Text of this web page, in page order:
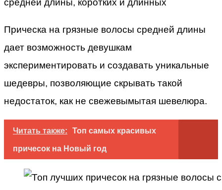
Прическа на грязные волосы средней длины
дает возможность девушкам
экспериментировать и создавать уникальные
шедевры, позволяющие скрывать такой
недостаток, как не свежевымытая шевелюра.
Читать также: Топ самых красивых
причесок на Новый год